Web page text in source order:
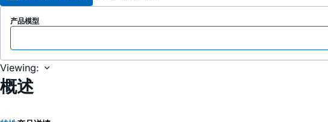
产品模型
Viewing:
概述